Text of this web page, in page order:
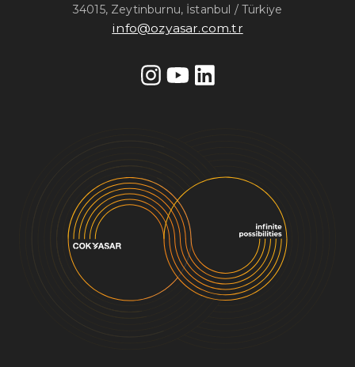
34015, Zeytinburnu, İstanbul / Türkiye
info@ozyasar.com.tr